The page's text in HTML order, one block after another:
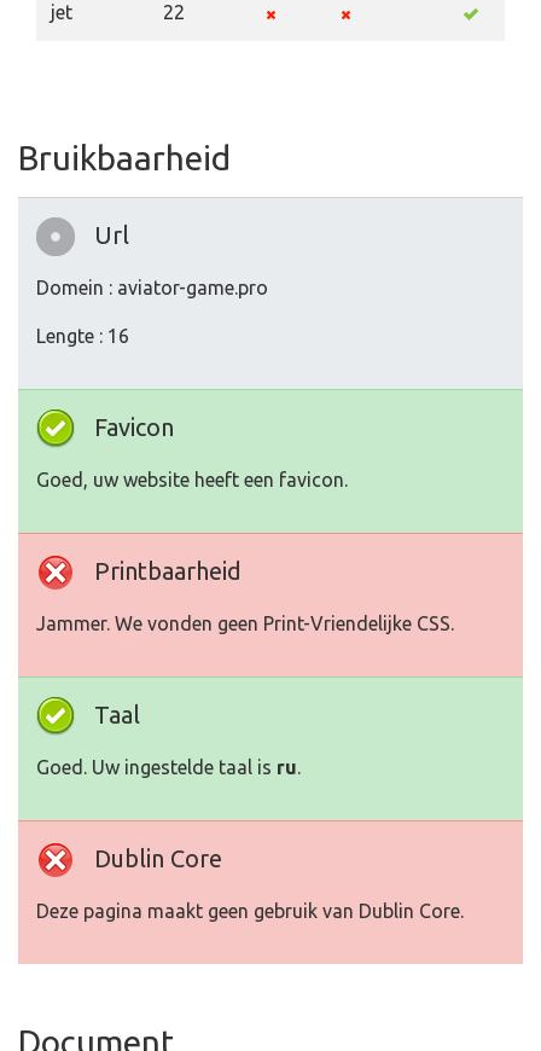
jet 22
Bruikbaarheid
Url
Domein : aviator-game.pro
Lengte : 16
Favicon
Goed, uw website heeft een favicon.
Printbaarheid
Jammer. We vonden geen Print-Vriendelijke CSS.
Taal
Goed. Uw ingestelde taal is ru.
Dublin Core
Deze pagina maakt geen gebruik van Dublin Core.
Document